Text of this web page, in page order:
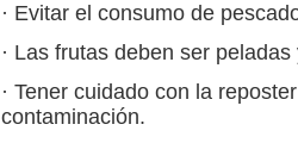
· Evitar el consumo de
· Las frutas deben ser
· Tener cuidado con la
contaminación.